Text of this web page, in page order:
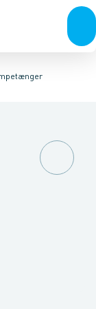
Bits & toppe
Mejsler mm.
tænger